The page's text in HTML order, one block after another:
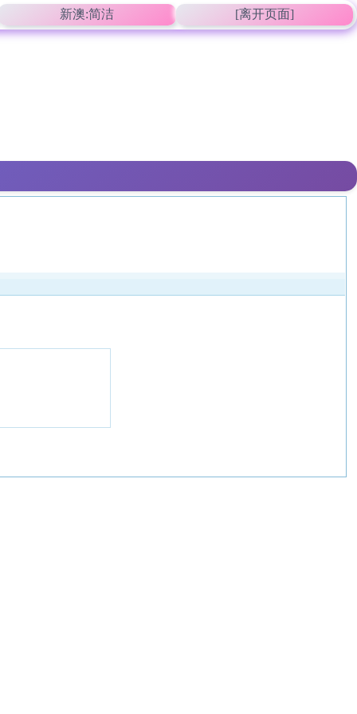
新澳:简洁 [离开页面]